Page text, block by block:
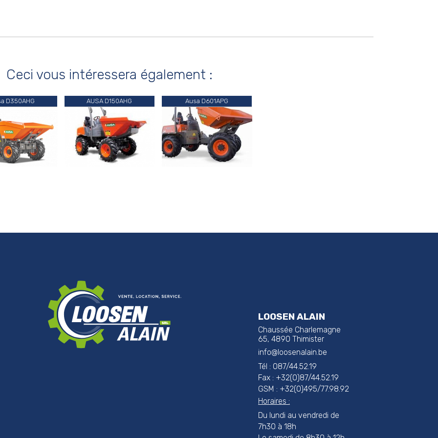
Ceci vous intéressera également :
D350AHG AUSA D150AHG Ausa D601APG
LOOSEN ALAIN
Chaussée Charlemagne
65, 4890 Thimister
info@loosenalain.be
Tél : 087/44.52.19
Fax : +32(0)87/44.52.19
GSM : +32(0)495/77.98.92
Horaires :
Du lundi au vendredi de
7h30 à 18h